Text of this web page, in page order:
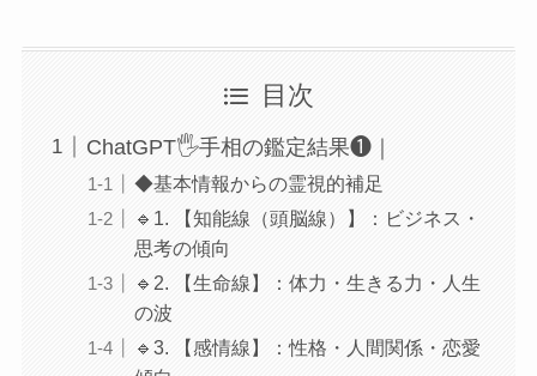
目次
ChatGPT🖐手相の鑑定結果❶｜
◆基本情報からの霊視的補足
🔹1. 【知能線（頭脳線）】：ビジネス・
思考の傾向
🔹2. 【生命線】：体力・生きる力・人生
の波
🔹3. 【感情線】：性格・人間関係・恋愛